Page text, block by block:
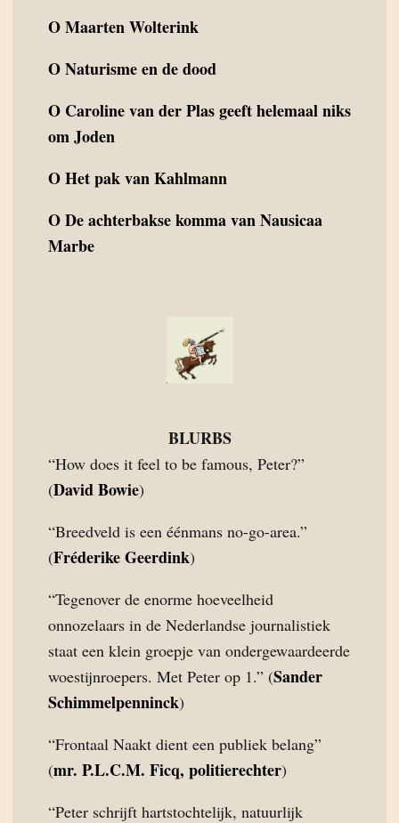
OMaarten Wolterink
ONaturisme en de dood
O Caroline van der Plas geeft helemaal niks
om Joden
OHet pak van Kahlmann
ODe achterbakse komma van Nausicaa
Marbe
BLURBS
“How does it feel to be famous, Peter?”
(David Bowie)
“Breedveld is een éénmans no-go-area.”
(Fréderike Geerdink)
“Tegenover de enorme hoeveelheid
onnozelaars in de Nederlandse journalistiek
staat een klein groepje van ondergewaardeerde
woestijnroepers. Met Peter op 1.” (Sander
Schimmelpenninck)
“Frontaal Naakt dient een publiek belang”
(mr. P.L.C.M. Ficq, politierechter)
“Peter schrijft hartstochtelijk, natuurlijk